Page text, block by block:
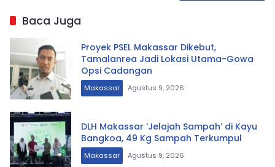
Baca Juga
Proyek PSEL Makassar Dikebut,
Tamalanrea Jadi Lokasi Utama-Gowa
Opsi Cadangan
Makassar Agustus 9, 2026
DLH Makassar ‘Jelajah Sampah’ di Kayu
Bangkoa, 49 Kg Sampah Terkumpul
Makassar Agustus 9, 2026